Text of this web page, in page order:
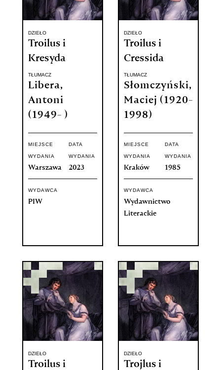
DZIEŁO
Troilus i
Kresyda
TŁUMACZ
Libera,
Antoni
(1949- )
MIEJSCE
WYDANIA
Warszawa
DATA
WYDANIA
2023
WYDAWCA
PIW
DZIEŁO
Troilus i
Cressida
TŁUMACZ
Słomczyński,
Maciej (1920-
1998)
MIEJSCE
WYDANIA
Kraków
DATA
WYDANIA
1985
WYDAWCA
Wydawnictwo
Literackie
DZIEŁO
Troilus i
DZIEŁO
Trojlus i